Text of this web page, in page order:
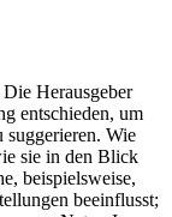
Herausgeber
entschieden, um
suggerieren. Wie
sie in den Blick
beispielsweise,
beeinflusst;